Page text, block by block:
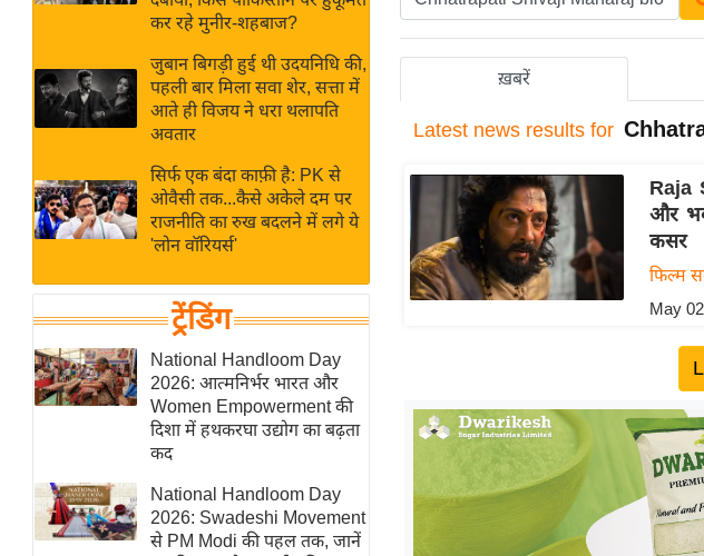
Hindi
Live
News in
Hindi
News
Hindi
Videos
अंतर्राष्ट्रीय
बिज़नेस
उद्योग
विशेषज्ञ
राय
खेल
क्रिकेट
IPL
2026
मिसाल बेमिसाल
शख्सियत
कर रहे मुनीर-शहबाज?
जुबान बिगड़ी हुई थी उदयनिधि की,
पहली बार मिला सवा शेर, सत्ता में
आते ही विजय ने धरा थलापति
अवतार
सिर्फ एक बंदा काफ़ी है: PK से
ओवैसी तक...कैसे अकेले दम पर
राजनीति का रुख बदलने में लगे ये
'लोन वॉरियर्स'
ट्रेंडिंग
National Handloom Day
2026: आत्मनिर्भर भारत और
Women Empowerment की
दिशा में हथकरघा उद्योग का बढ़ता
कद
National Handloom Day
2026: Swadeshi Movement
से PM Modi की पहल तक, जानें
ख़बरें
Latest news results for
Raja
और
कसर
फिल्म
May